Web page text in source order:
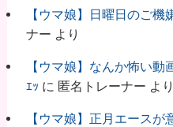
【ウマ娘】日曜日のご機
ナー より
【ウマ娘】なんか怖い
ｴｯ に 匿名トレーナー より
【ウマ娘】正月エースが